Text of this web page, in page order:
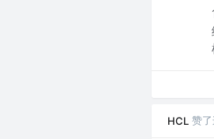
HCL 赞